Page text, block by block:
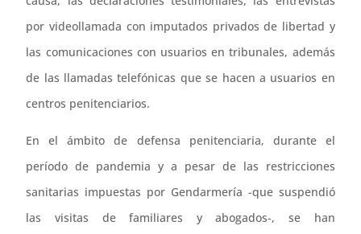
por videollamada con imputados privados de libertad y
las comunicaciones con usuarios en tribunales, además
de las llamadas telefónicas que se hacen a usuarios en
centros penitenciarios.
En el ámbito de defensa penitenciaria, durante el
período de pandemia y a pesar de las restricciones
sanitarias impuestas por Gendarmería -que suspendió
las visitas de familiares y abogados-, se han